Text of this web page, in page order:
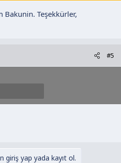
Bakunin. Teşekkürler,
#5
giriş yap yada kayıt ol.